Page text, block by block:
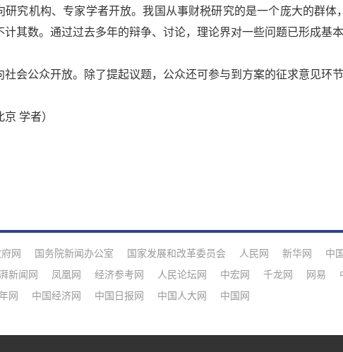
机构、专家学者开放。我国从事财税研究的是一个庞大的群体
计其数。通过过去多年的辩争、讨论，理论界对一些问题已形成基
公众开放。除了提起议题，公众还可参与到方案的征求意见环节
学者）
网 国务院新闻办公室 国家发展和改革委员会 人民网 新华网 中
新闻网 凤凰网 经济参考网 人民论坛网 中宏网 千龙网 网易
网 中国经济网 中国日报网 中国人大网 中国网